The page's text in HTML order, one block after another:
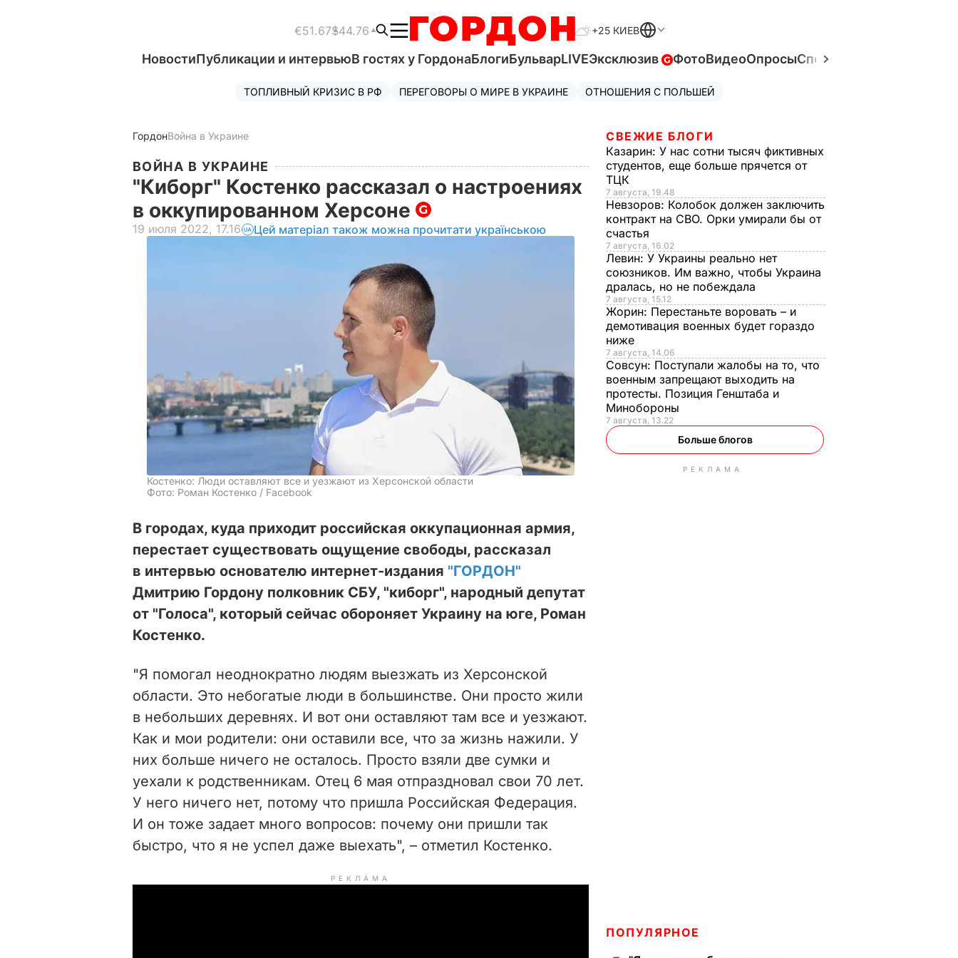
€51.67$44.76 +25 КИЕВ
НовостиПубликации и интервьюВ гостях у ГордонаБлогиБульварLIVEЭксклюзив ФотоВидеоОпросыСпецпроекты
ТОПЛИВНЫЙ КРИЗИС В РФ ПЕРЕГОВОРЫ О МИРЕ В УКРАИНЕ ОТНОШЕНИЯ С ПОЛЬШЕЙ
ГордонВойна в Украине
ВОЙНА В УКРАИНЕ
"Киборг" Костенко рассказал о настроениях
в оккупированном Херсоне
19 июля 2022, 17.16 Цей матеріал також можна прочитати українською
Костенко: Люди оставляют все и уезжают из Херсонской области
Фото: Роман Костенко / Facebook
В городах, куда приходит российская оккупационная армия,
перестает существовать ощущение свободы, рассказал
в интервью основателю интернет-издания "ГОРДОН"
Дмитрию Гордону полковник СБУ, "киборг", народный депутат
от "Голоса", который сейчас обороняет Украину на юге, Роман
Костенко.
"Я помогал неоднократно людям выезжать из Херсонской
области. Это небогатые люди в большинстве. Они просто жили
в небольших деревнях. И вот они оставляют там все и уезжают.
Как и мои родители: они оставили все, что за жизнь нажили. У
них больше ничего не осталось. Просто взяли две сумки и
уехали к родственникам. Отец 6 мая отпраздновал свои 70 лет.
У него ничего нет, потому что пришла Российская Федерация.
И он тоже задает много вопросов: почему они пришли так
быстро, что я не успел даже выехать", – отметил Костенко.
РЕКЛАМА
СВЕЖИЕ БЛОГИ
Казарин: У нас сотни тысяч фиктивных
студентов, еще больше прячется от
ТЦК
7 августа, 19.48
Невзоров: Колобок должен заключить
контракт на СВО. Орки умирали бы от
счастья
7 августа, 16.02
Левин: У Украины реально нет
союзников. Им важно, чтобы Украина
дралась, но не побеждала
7 августа, 15.12
Жорин: Перестаньте воровать – и
демотивация военных будет гораздо
ниже
7 августа, 14.06
Совсун: Поступали жалобы на то, что
военным запрещают выходить на
протесты. Позиция Генштаба и
Минобороны
7 августа, 13.22
Больше блогов
РЕКЛАМА
ПОПУЛЯРНОЕ